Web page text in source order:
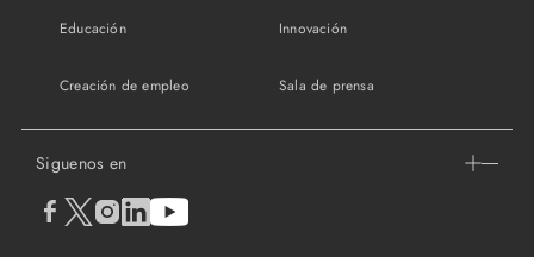
Educación Innovación
Creación de empleo Sala de prensa
Siguenos en